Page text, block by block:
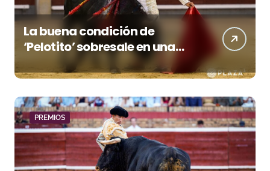
La buena condición de
‘Pelotito’ sobresale en una
noche gris en Las Ventas
PREMIOS